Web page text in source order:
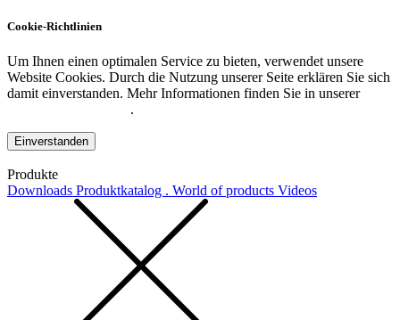
Cookie-Richtlinien
Um Ihnen einen optimalen Service zu bieten, verwendet unsere
Website Cookies. Durch die Nutzung unserer Seite erklären Sie sich
damit einverstanden. Mehr Informationen finden Sie in unserer
.
Einverstanden
Produkte
Downloads Produktkatalog . World of products Videos